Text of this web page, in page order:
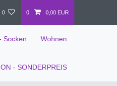
0 0 0,00 EUR
Socken Wohnen
- SONDERPREIS